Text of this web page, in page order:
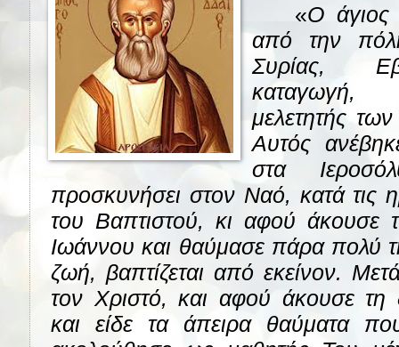
«Ο άγιος
από την
Συρίας,
καταγωγή,
μελετητής
Αυτός
στα
προσκυνήσει στον Ναό, κατά τις
του Βαπτιστού, κι αφού άκουσε
Ιωάννου και θαύμασε πάρα πολύ
ζωή, βαπτίζεται από εκείνον.
τον Χριστό, και αφού άκουσε τη
και είδε τα άπειρα θαύματα